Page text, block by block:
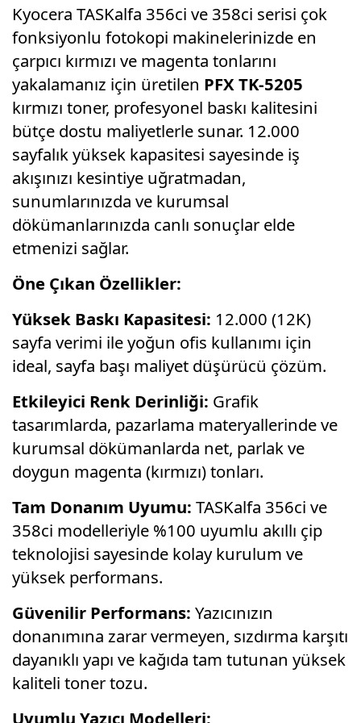
Kyocera TASKalfa 356ci ve 358ci serisi çok
fonksiyonlu fotokopi makinelerinizde en
çarpıcı kırmızı ve magenta tonlarını
yakalamanız için üretilen PFX TK-5205
kırmızı toner, profesyonel baskı kalitesini
bütçe dostu maliyetlerle sunar. 12.000
sayfalık yüksek kapasitesi sayesinde iş
akışınızı kesintiye uğratmadan,
sunumlarınızda ve kurumsal
dökümanlarınızda canlı sonuçlar elde
etmenizi sağlar.
Öne Çıkan Özellikler:
Yüksek Baskı Kapasitesi: 12.000 (12K)
sayfa verimi ile yoğun ofis kullanımı için
ideal, sayfa başı maliyet düşürücü çözüm.
Etkileyici Renk Derinliği: Grafik
tasarımlarda, pazarlama materyallerinde ve
kurumsal dökümanlarda net, parlak ve
doygun magenta (kırmızı) tonları.
Tam Donanım Uyumu: TASKalfa 356ci ve
358ci modelleriyle %100 uyumlu akıllı çip
teknolojisi sayesinde kolay kurulum ve
yüksek performans.
Güvenilir Performans: Yazıcınızın
donanımına zarar vermeyen, sızdırma karşıtı
dayanıklı yapı ve kağıda tam tutunan yüksek
kaliteli toner tozu.
Uyumlu Yazıcı Modelleri: